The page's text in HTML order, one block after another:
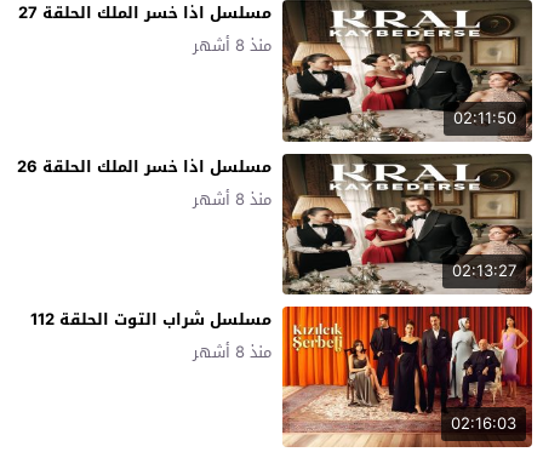
02:11:50
مسلسل اذا خسر الملك الحلقة 27
منذ 8 أشهر
02:13:27
مسلسل اذا خسر الملك الحلقة 26
منذ 8 أشهر
02:16:03
مسلسل شراب التوت الحلقة 112
منذ 8 أشهر